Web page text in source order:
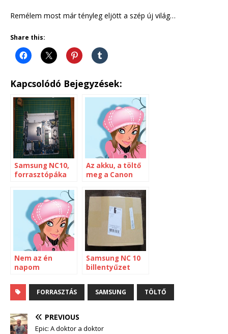
Remélem most már tényleg eljött a szép új világ…
Share this:
Kapcsolódó Bejegyzések:
Samsung NC10,
forrasztópáka
Az akku, a töltő
meg a Canon
Nem az én
napom
Samsung NC 10
billentyűzet
FORRASZTÁS SAMSUNG TÖLTŐ
PREVIOUS
Epic: A doktor a doktor